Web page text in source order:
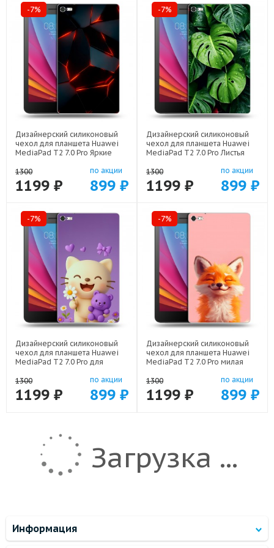
-7%
Дизайнерский силиконовый
чехол для планшета Huawei
MediaPad T2 7.0 Pro Яркие
1300
1199 ₽
по акции
899 ₽
-7%
Дизайнерский силиконовый
чехол для планшета Huawei
MediaPad T2 7.0 Pro Листья
1300
1199 ₽
по акции
899 ₽
-7%
Дизайнерский силиконовый
чехол для планшета Huawei
MediaPad T2 7.0 Pro для
1300
1199 ₽
по акции
899 ₽
-7%
Дизайнерский силиконовый
чехол для планшета Huawei
MediaPad T2 7.0 Pro милая
1300
1199 ₽
по акции
899 ₽
Загрузка ...
Информация